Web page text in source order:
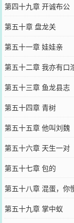
第四十九章 开诚布公
第五十章 盘龙关
第五十一章 娃娃亲
第五十二章 我亦有口
第五十三章 鱼龙县志
第五十四章 青树
第五十五章 他叫刘魏
第五十六章 天生一对
第五十七章 包的
第五十八章 混蛋，你
第五十九章 掌中蚁